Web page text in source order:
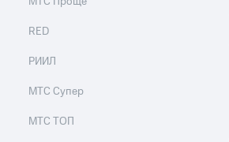
RED
РИИЛ
МТС Супер
МТС ТОП